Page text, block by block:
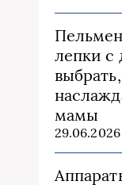
лепки с
мамы
29.06.2026